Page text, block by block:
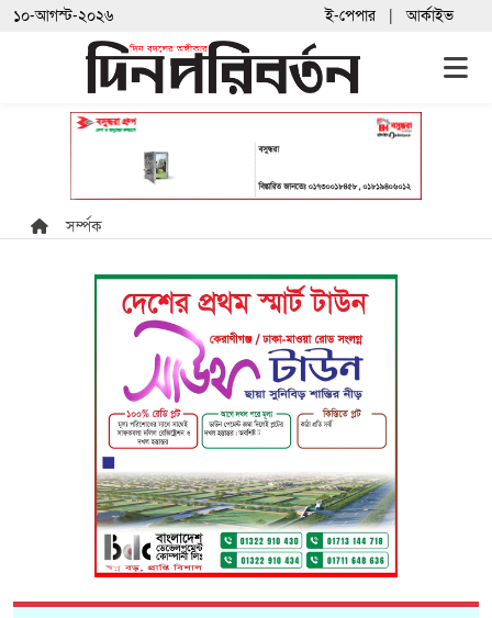
১০-আগস্ট-২০২৬ ই-পেপার আর্কাইভ
সর্ম্পক